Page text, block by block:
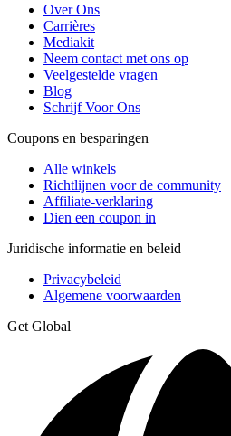
Over Ons
Carrières
Mediakit
Neem contact met ons op
Veelgestelde vragen
Blog
Schrijf Voor Ons
Coupons en besparingen
Alle winkels
Richtlijnen voor de community
Affiliate-verklaring
Dien een coupon in
Juridische informatie en beleid
Privacybeleid
Algemene voorwaarden
Get Global